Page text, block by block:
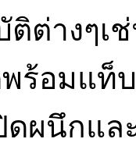
ต่างๆเ
ร้อมแท็
ดผนึกแ